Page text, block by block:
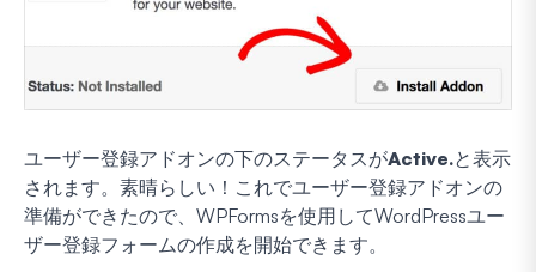
ユーザー登録アドオンの下のステータスがActive.と表示
されます。素晴らしい！これでユーザー登録アドオンの
準備ができたので、WPFormsを使用してWordPressユー
ザー登録フォームの作成を開始できます。